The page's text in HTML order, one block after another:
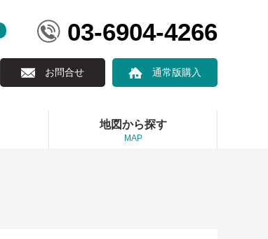
03-6904-4266
お問合せ 通常版購入
地図から探す
MAP